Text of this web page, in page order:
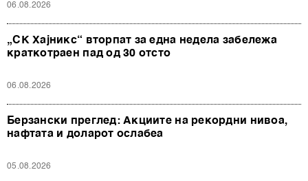
06.08.2026
„СК Хајникс“ вторпат за една недела забележа
краткотраен пад од 30 отсто
06.08.2026
Берзански преглед: Акциите на рекордни нивоа,
нафтата и доларот ослабеа
05.08.2026